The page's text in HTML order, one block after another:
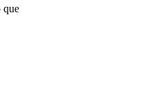
que